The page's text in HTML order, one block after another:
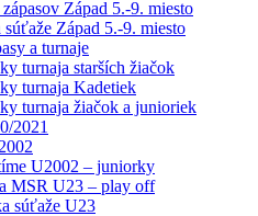
Západ 5.-9. miesto
Západ 5.-9. miesto
a turnaje
turnaja starších žiačok
turnaja Kadetiek
turnaja žiačok a junioriek
2021
U2002 – juniorky
MSR U23 – play off
súťaže U23